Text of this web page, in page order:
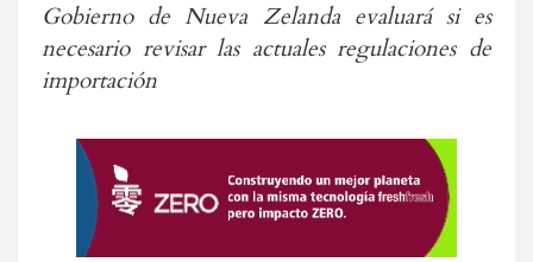
Gobierno de Nueva Zelanda evaluará si es
necesario revisar las actuales regulaciones de
importación